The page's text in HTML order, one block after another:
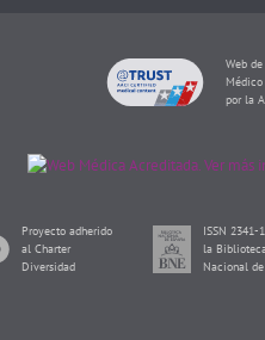
Web
por la
Proyecto adherido
al Charter
Diversidad
ISSN 2341-
la
Nacional de